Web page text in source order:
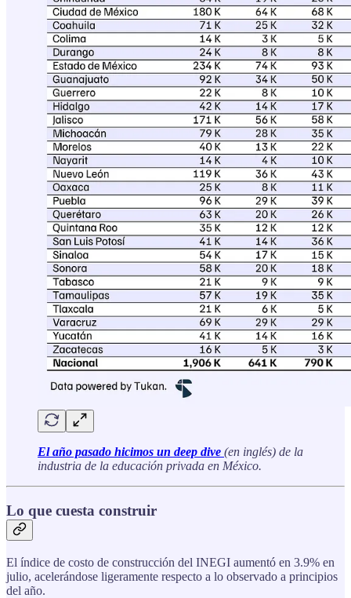
El año pasado hicimos un deep dive (en inglés) de la
industria de la educación privada en México.
Lo que cuesta construir
El índice de costo de construcción del INEGI aumentó en 3.9% en
julio, acelerándose ligeramente respecto a lo observado a principios
del año.